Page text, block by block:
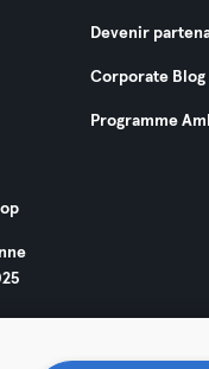
Devenir
Corporate Blog
Programme